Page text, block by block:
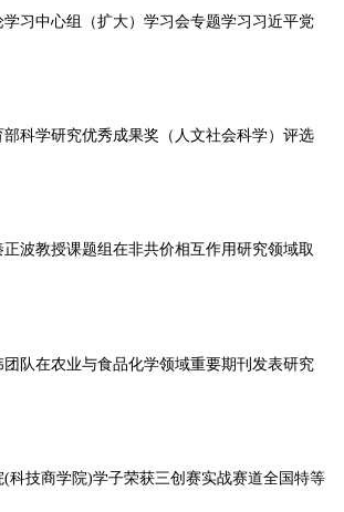
习中心组（扩大）学习会专题学习习近平党
科学研究优秀成果奖（人文社会科学）评选
波教授课题组在非共价相互作用研究领域取
队在农业与食品化学领域重要期刊发表研究
科技商学院)学子荣获三创赛实战赛道全国特等